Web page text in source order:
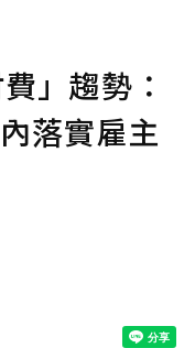
」趨勢：
落實雇主